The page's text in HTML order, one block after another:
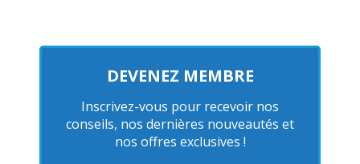
DEVENEZ MEMBRE
Inscrivez-vous pour recevoir nos
conseils, nos dernières nouveautés et
nos offres exclusives !